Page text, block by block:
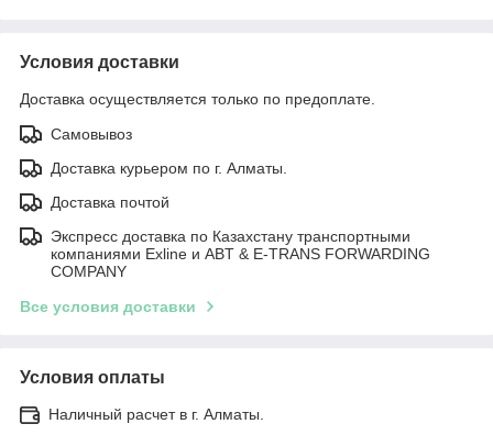
Условия доставки
Доставка осуществляется только по предоплате.
Самовывоз
Доставка курьером по г. Алматы.
Доставка почтой
Экспресс доставка по Казахстану транспортными
компаниями Exline и ABT & E-TRANS FORWARDING
COMPANY
Все условия доставки
Условия оплаты
Наличный расчет в г. Алматы.